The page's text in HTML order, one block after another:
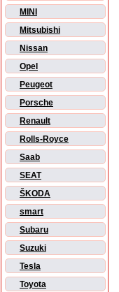
MINI
Mitsubishi
Nissan
Opel
Peugeot
Porsche
Renault
Rolls-Royce
Saab
SEAT
ŠKODA
smart
Subaru
Suzuki
Tesla
Toyota